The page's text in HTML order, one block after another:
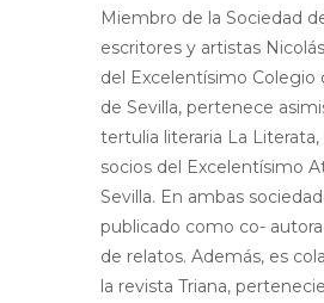
Miembro de la Sociedad
escritores y artistas
del Excelentísimo Colegio
de Sevilla, pertenece
tertulia literaria La
socios del Excelentísimo
Sevilla. En ambas
publicado como co-
de relatos. Además, es
la revista Triana,